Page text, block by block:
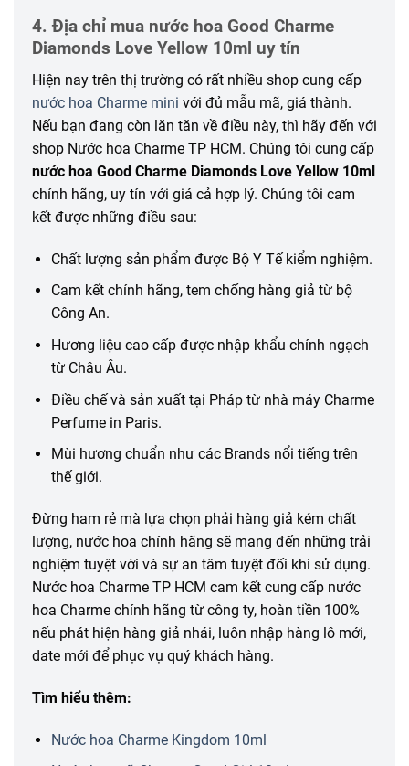
4. Địa chỉ mua nước hoa Good Charme
Diamonds Love Yellow 10ml uy tín
Hiện nay trên thị trường có rất nhiều shop cung cấp
nước hoa Charme mini với đủ mẫu mã, giá thành.
Nếu bạn đang còn lăn tăn về điều này, thì hãy đến với
shop Nước hoa Charme TP HCM. Chúng tôi cung cấp
nước hoa Good Charme Diamonds Love Yellow 10ml
chính hãng, uy tín với giá cả hợp lý. Chúng tôi cam
kết được những điều sau:
Chất lượng sản phẩm được Bộ Y Tế kiểm nghiệm.
Cam kết chính hãng, tem chống hàng giả từ bộ
Công An.
Hương liệu cao cấp được nhập khẩu chính ngạch
từ Châu Âu.
Điều chế và sản xuất tại Pháp từ nhà máy Charme
Perfume in Paris.
Mùi hương chuẩn như các Brands nổi tiếng trên
thế giới.
Đừng ham rẻ mà lựa chọn phải hàng giả kém chất
lượng, nước hoa chính hãng sẽ mang đến những trải
nghiệm tuyệt vời và sự an tâm tuyệt đối khi sử dụng.
Nước hoa Charme TP HCM cam kết cung cấp nước
hoa Charme chính hãng từ công ty, hoàn tiền 100%
nếu phát hiện hàng giả nhái, luôn nhập hàng lô mới,
date mới để phục vụ quý khách hàng.
Tìm hiểu thêm:
Nước hoa Charme Kingdom 10ml